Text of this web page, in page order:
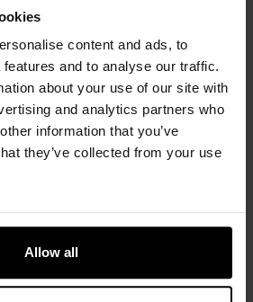
content and ads, to
and to analyse our traffic.
about your use of our site with
and analytics partners who
information that you’ve
they’ve collected from your use
Allow all
ХАРАКТЕРИСТИКИ
самооборони, подачі сигналу
змагань або заходів
6 мм Short